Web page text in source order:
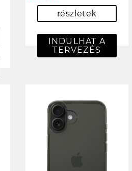
részletek
INDULHAT A
TERVEZÉS